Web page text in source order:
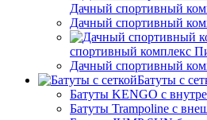
Дачный спортивный
Дачный спортивный
спортивный комплекс
Дачный спортивный
Батуты с
Батуты KENGO с
Батуты Trampoline с